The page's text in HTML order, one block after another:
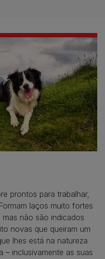
prontos para trabalhar,
laços muito fortes
não são indicados
novas que queiram um
lhes está na natureza
– inclusivamente as suas